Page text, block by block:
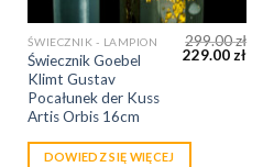
ŚWIECZNIK - LAMPION
Świecznik Goebel
Klimt Gustav
Pocałunek der Kuss
Artis Orbis 16cm
299.00zł
229.00 zł
DOWIEDZ SIĘ WIĘCEJ